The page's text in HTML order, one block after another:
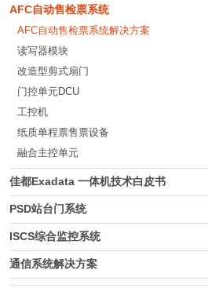
AFC自动售检票系统
AFC自动售检票系统解决方案
读写器模块
改造型剪式扇门
门控单元DCU
工控机
纸质单程票售票设备
融合主控单元
佳都Exadata 一体机技术白皮书
PSD站台门系统
ISCS综合监控系统
通信系统解决方案